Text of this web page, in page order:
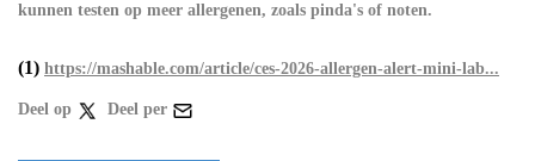
kunnen testen op meer allergenen, zoals pinda's of noten.
(1) https://mashable.com/article/ces-2026-allergen-alert-mini-lab...
Deel op Deel per